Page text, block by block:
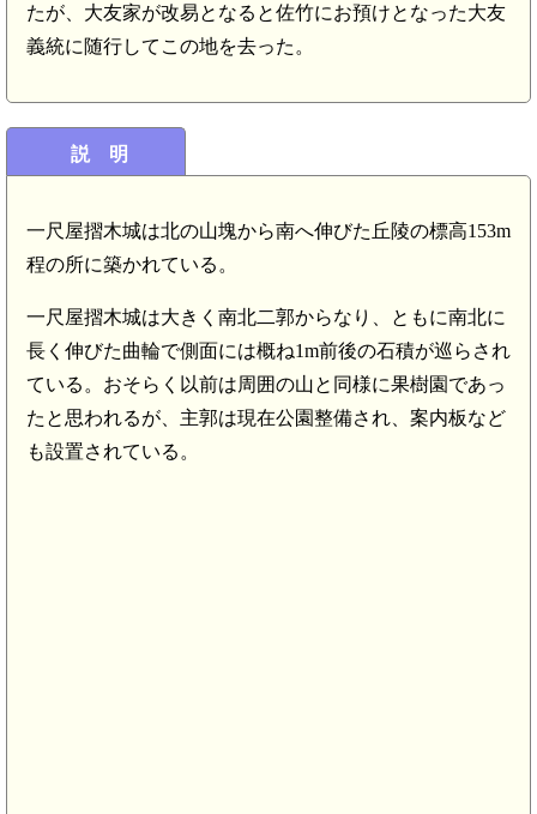
たが、大友家が改易となると佐竹にお預けとなった大友
義統に随行してこの地を去った。
説 明
一尺屋摺木城は北の山塊から南へ伸びた丘陵の標高153m
程の所に築かれている。
一尺屋摺木城は大きく南北二郭からなり、ともに南北に
長く伸びた曲輪で側面には概ね1m前後の石積が巡らされ
ている。おそらく以前は周囲の山と同様に果樹園であっ
たと思われるが、主郭は現在公園整備され、案内板など
も設置されている。